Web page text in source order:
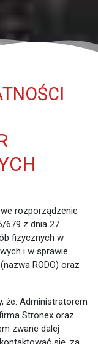
rozporządzenie
679 z dnia 27
fizycznych w
i w sprawie
RODO) oraz
że: Administratorem
Stronex oraz
zwane dalej